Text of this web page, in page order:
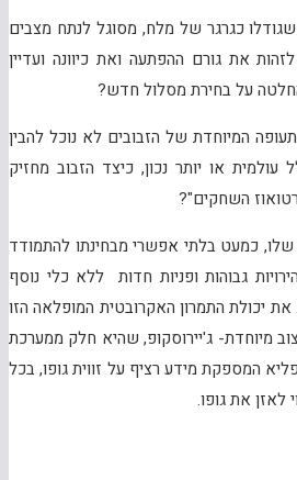
כגרגר של מלח, מסוגל לנתח מצבים
את גורם ההפתעה ואת כיוונה ועדיין
על בחירת מסלול חדש?
המיוחדת של הזבובים לא נוכל להבין
או יותר נכון, כיצד הזבוב מחזיק
השחקים"?
שלו, כמעט בלתי אפשרי מבחינתו להתמודד
גבוהות ופניות חדות ללא כלי נוסף
יכולת התמרון האקרובטית המופלאה הזו
מיוחדת- ג'יירוסקופ, שהיא חלק ממערכת
המספקת מידע רציף על זווית גופו, בכל
לאזן את גופו.